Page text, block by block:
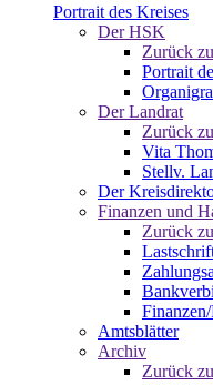
Portrait des Kreises
Der HSK
Zurück
Portrait
Der Landrat
Zurück
Vita
Stellv.
Der
Finanzen und
Zurück
Amtsblätter
Archiv
Zurück